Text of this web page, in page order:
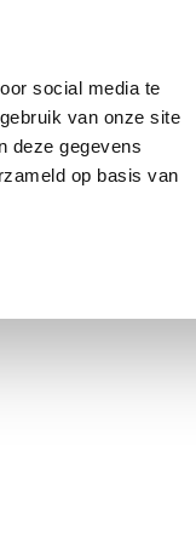
social media te
van onze site
deze gegevens
op basis van